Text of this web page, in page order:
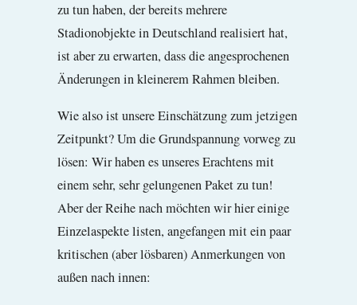
zu tun haben, der bereits mehrere
Stadionobjekte in Deutschland realisiert hat,
ist aber zu erwarten, dass die angesprochenen
Änderungen in kleinerem Rahmen bleiben.
Wie also ist unsere Einschätzung zum jetzigen
Zeitpunkt? Um die Grundspannung vorweg zu
lösen: Wir haben es unseres Erachtens mit
einem sehr, sehr gelungenen Paket zu tun!
Aber der Reihe nach möchten wir hier einige
Einzelaspekte listen, angefangen mit ein paar
kritischen (aber lösbaren) Anmerkungen von
außen nach innen: